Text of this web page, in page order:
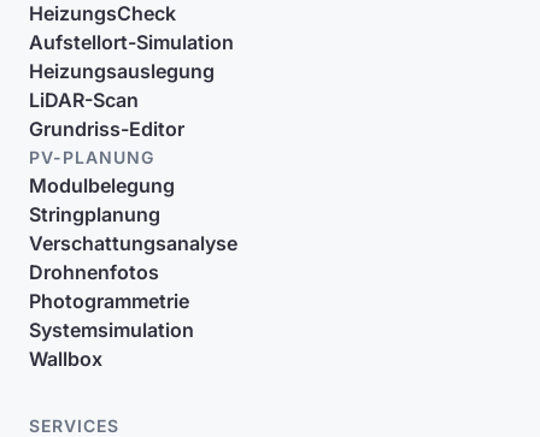
HeizungsCheck
Aufstellort-Simulation
Heizungsauslegung
LiDAR-Scan
Grundriss-Editor
PV-PLANUNG
Modulbelegung
Stringplanung
Verschattungsanalyse
Drohnenfotos
Photogrammetrie
Systemsimulation
Wallbox
SERVICES